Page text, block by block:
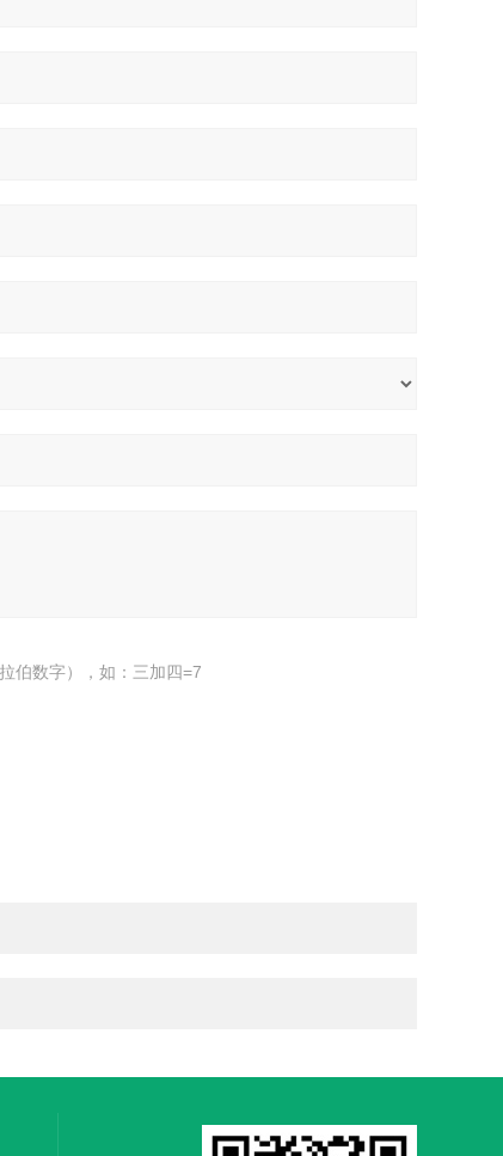
伯数字），如：三加四=7